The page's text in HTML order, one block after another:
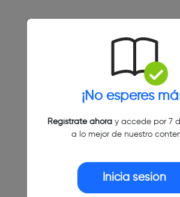
¡No esperes
Regístrate ahoray accede por 7
a lo mejor de nuestro
Inicia sesión